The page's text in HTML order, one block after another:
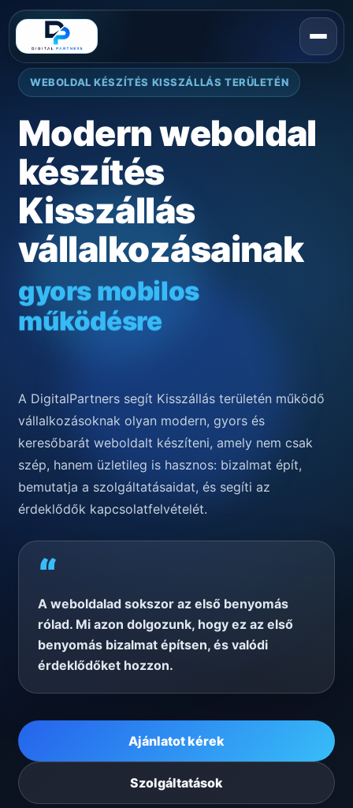
WEBOLDAL KÉSZÍTÉS KISSZÁLLÁS TERÜLETÉN
Modern weboldal
készítés
Kisszállás
vállalkozásainak
gyors mobilos
működésre
A DigitalPartners segít Kisszállás területén működő
vállalkozásoknak olyan modern, gyors és
keresőbarát weboldalt készíteni, amely nem csak
szép, hanem üzletileg is hasznos: bizalmat épít,
bemutatja a szolgáltatásaidat, és segíti az
érdeklődők kapcsolatfelvételét.
“
A weboldalad sokszor az első benyomás
rólad. Mi azon dolgozunk, hogy ez az első
benyomás bizalmat építsen, és valódi
érdeklődőket hozzon.
Ajánlatot kérek
Szolgáltatások